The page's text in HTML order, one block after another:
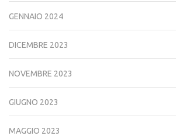
GENNAIO 2024
DICEMBRE 2023
NOVEMBRE 2023
GIUGNO 2023
MAGGIO 2023